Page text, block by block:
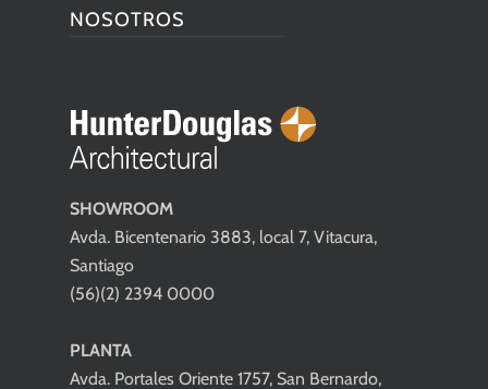
SHOWROOM
Avda. Bicentenario 3883, local 7, Vitacura,
Santiago
(56)(2) 2394 0000
PLANTA
Avda. Portales Oriente 1757, San Bernardo,
NOSOTROS